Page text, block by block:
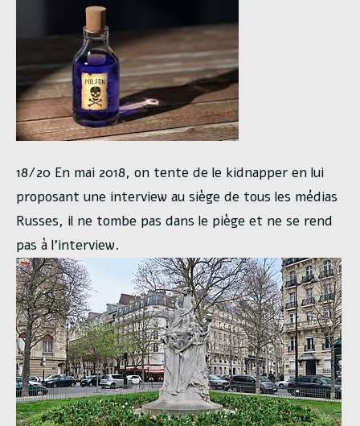
18/20 En mai 2018, on tente de le kidnapper en lui
proposant une interview au siège de tous les médias
Russes, il ne tombe pas dans le piège et ne se rend
pas à l’interview.